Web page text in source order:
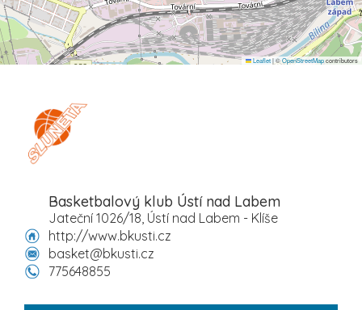
Leaflet|©OpenStreetMapcontributors
Basketbalový klub Ústí nad Labem
Jateční 1026/18, Ústí nad Labem - Klíše
http://www.bkusti.cz
basket@bkusti.cz
775648855